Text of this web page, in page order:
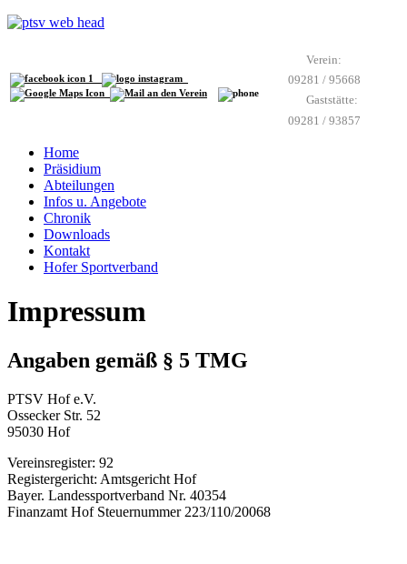
Verein:
09281 / 95668
Gaststätte:
09281 / 93857
Home
Präsidium
Abteilungen
Infos u. Angebote
Chronik
Downloads
Kontakt
Hofer Sportverband
Impressum
Angaben gemäß § 5 TMG
PTSV Hof e.V.
Ossecker Str. 52
95030 Hof
Vereinsregister: 92
Registergericht: Amtsgericht Hof
Bayer. Landessportverband Nr. 40354
Finanzamt Hof Steuernummer 223/110/20068